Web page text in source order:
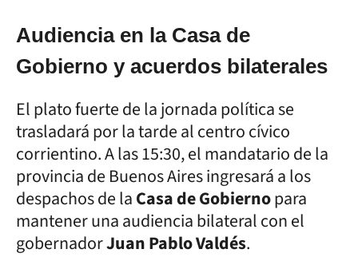
Audiencia en la Casa de
Gobierno y acuerdos bilaterales
El plato fuerte de la jornada política se
trasladará por la tarde al centro cívico
corrientino. A las 15:30, el mandatario de la
provincia de Buenos Aires ingresará a los
despachos de laCasa de Gobiernopara
mantener una audiencia bilateral con el
gobernadorJuan Pablo Valdés.